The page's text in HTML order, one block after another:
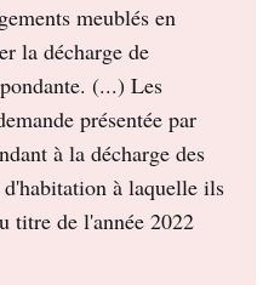
meublés en
la décharge de
(...) Les
présentée par
à la décharge des
à laquelle ils
titre de l'année 2022